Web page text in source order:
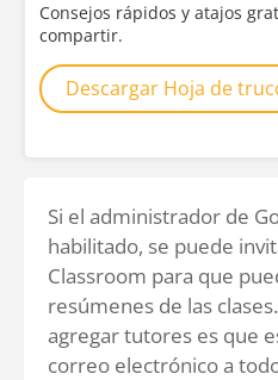
Consejos rápidos y atajos
compartir.
Descargar Hoja de
Si el administrador de
habilitado, se puede
Classroom para que
resúmenes de las
agregar tutores es que
correo electrónico a